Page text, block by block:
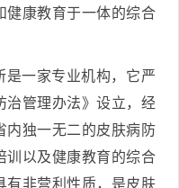
健康教育于一体的综合
是一家专业机构，它严
治管理办法》设立，经
内独一无二的皮肤病防
训以及健康教育的综合
有非营利性质，是皮肤